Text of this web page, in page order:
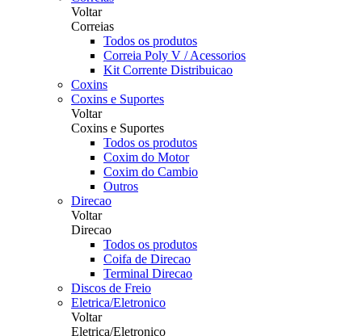
Voltar
Correias
Todos os produtos
Correia Poly V / Acessorios
Kit Corrente Distribuicao
Coxins
Coxins e Suportes
Voltar
Coxins e Suportes
Todos os produtos
Coxim do Motor
Coxim do Cambio
Outros
Direcao
Voltar
Direcao
Todos os produtos
Coifa de Direcao
Terminal Direcao
Discos de Freio
Eletrica/Eletronico
Voltar
Eletrica/Eletronico